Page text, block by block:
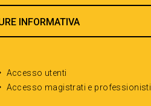
INFORMATIVA
Accesso utenti
Accesso magistrati e professionisti